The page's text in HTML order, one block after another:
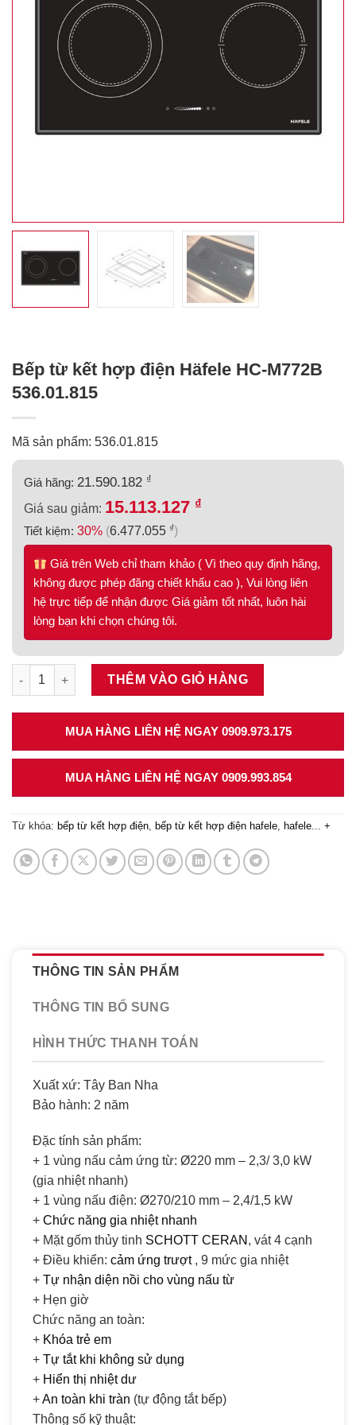
Bếp từ kết hợp điện Häfele HC-M772B
536.01.815
Mã sản phẩm: 536.01.815
Giá hãng: 21.590.182 ₫
Giá sau giảm: 15.113.127 ₫
Tiết kiệm: 30% (6.477.055 ₫)
Giá trên Web chỉ tham khảo ( Vì theo quy định hãng,
không được phép đăng chiết khấu cao ), Vui lòng liên
hệ trực tiếp để nhận được Giá giảm tốt nhất, luôn hài
lòng bạn khi chọn chúng tôi.
Bếp từ kết hợp điện Häfele HC-M772B 536.01.815 số lượng
THÊM VÀO GIỎ HÀNG
MUA HÀNG LIÊN HỆ NGAY 0909.973.175
MUA HÀNG LIÊN HỆ NGAY 0909.993.854
Từ khóa: bếp từ kết hợp điện, bếp từ kết hợp điện hafele, hafele... +
THÔNG TIN SẢN PHẨM
THÔNG TIN BỔ SUNG
HÌNH THỨC THANH TOÁN
Xuất xứ: Tây Ban Nha
Bảo hành: 2 năm
Đặc tính sản phẩm:
+ 1 vùng nấu cảm ứng từ: Ø220 mm – 2,3/ 3,0 kW
(gia nhiệt nhanh)
+ 1 vùng nấu điện: Ø270/210 mm – 2,4/1,5 kW
+ Chức năng gia nhiệt nhanh
+ Mặt gốm thủy tinh SCHOTT CERAN , vát 4 cạnh
+ Điều khiển: cảm ứng trượt, 9 mức gia nhiệt
+ Tự nhận diện nồi cho vùng nấu từ
+ Hẹn giờ
Chức năng an toàn:
+ Khóa trẻ em
+ Tự tắt khi không sử dụng
+ Hiển thị nhiệt dư
+An toàn khi tràn (tự động tắt bếp)
Thông số kỹ thuật: